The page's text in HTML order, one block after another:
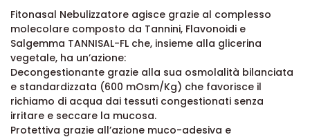
Fitonasal Nebulizzatore agisce grazie al complesso
molecolare composto da Tannini, Flavonoidi e
Salgemma TANNISAL-FL che, insieme alla glicerina
vegetale, ha un’azione:
Decongestionante grazie alla sua osmolalità bilanciata
e standardizzata (600 mOsm/Kg) che favorisce il
richiamo di acqua dai tessuti congestionati senza
irritare e seccare la mucosa.
Protettiva grazie all’azione muco-adesiva e